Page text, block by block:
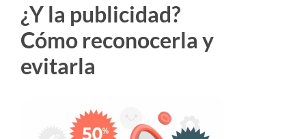
¿Y la publicidad?
Cómo reconocerla y
evitarla